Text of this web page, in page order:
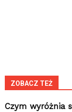
ZOBACZ TEŻ
Czym wyróżnia